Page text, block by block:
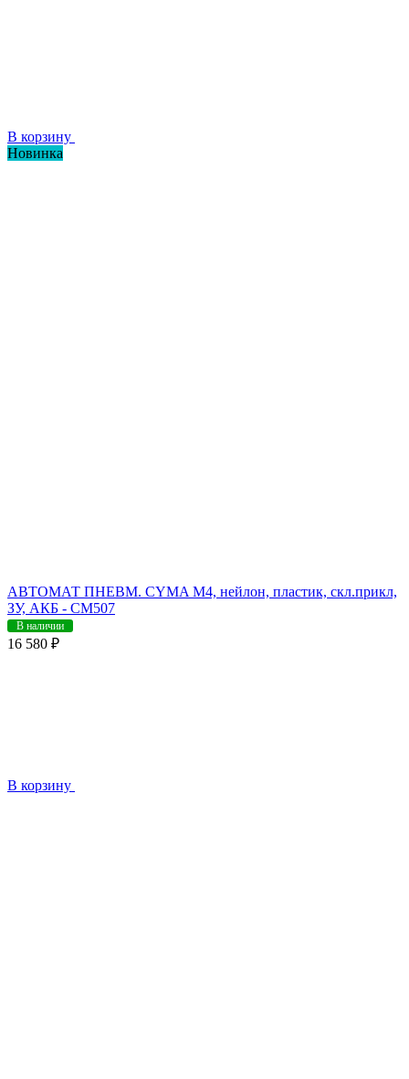
В корзину
Новинка
АВТОМАТ ПНЕВМ. CYMA M4, нейлон, пластик, скл.прикл,
ЗУ, АКБ - CM507
В наличии
16 580 ₽
В корзину